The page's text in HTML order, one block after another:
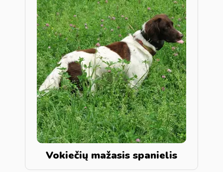
Vokiečių mažasis spanielis